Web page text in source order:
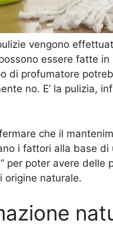
vengono
essere fatte
di profumatore
no. E’ la pulizia,
che il
i fattori alla base
per poter avere delle
origine naturale.